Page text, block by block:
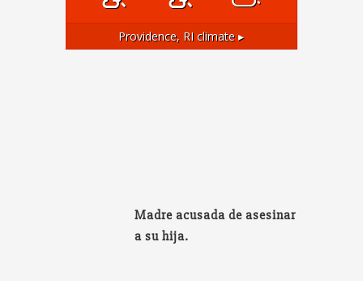
Providence, RI climate ▸
Madre acusada de asesinar
a su hija.